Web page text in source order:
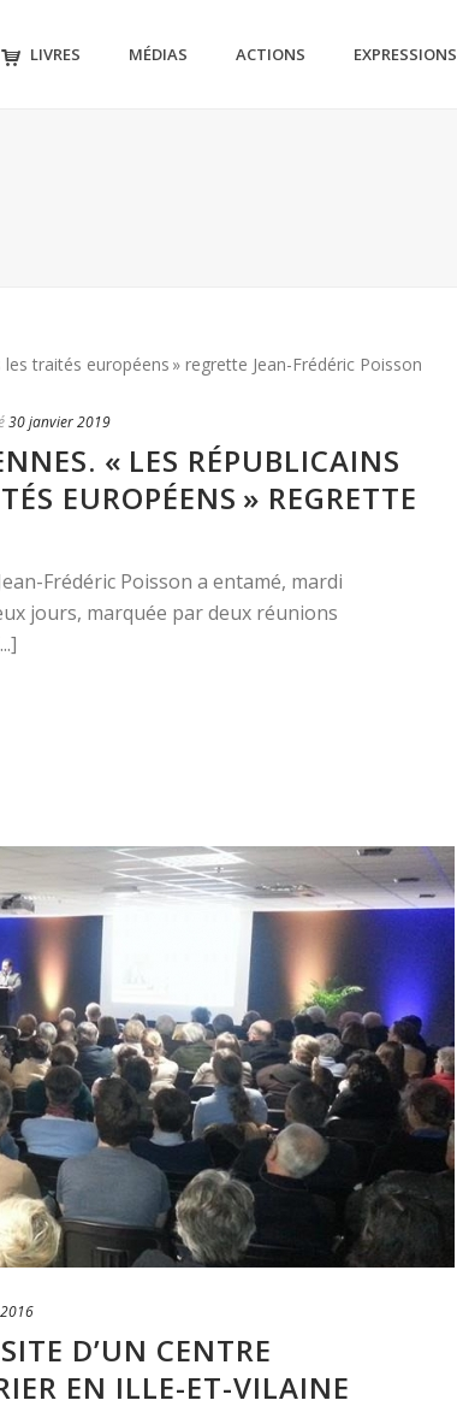
EXPRESSIONS
ACTIONS
MÉDIAS
LIVRES
30 janvier 2019
« LES RÉPUBLICAINS
EUROPÉENS » REGRETTE
Frédéric Poisson a entamé, mardi
jours, marquée par deux réunions
D’UN CENTRE
EN ILLE-ET-VILAINE